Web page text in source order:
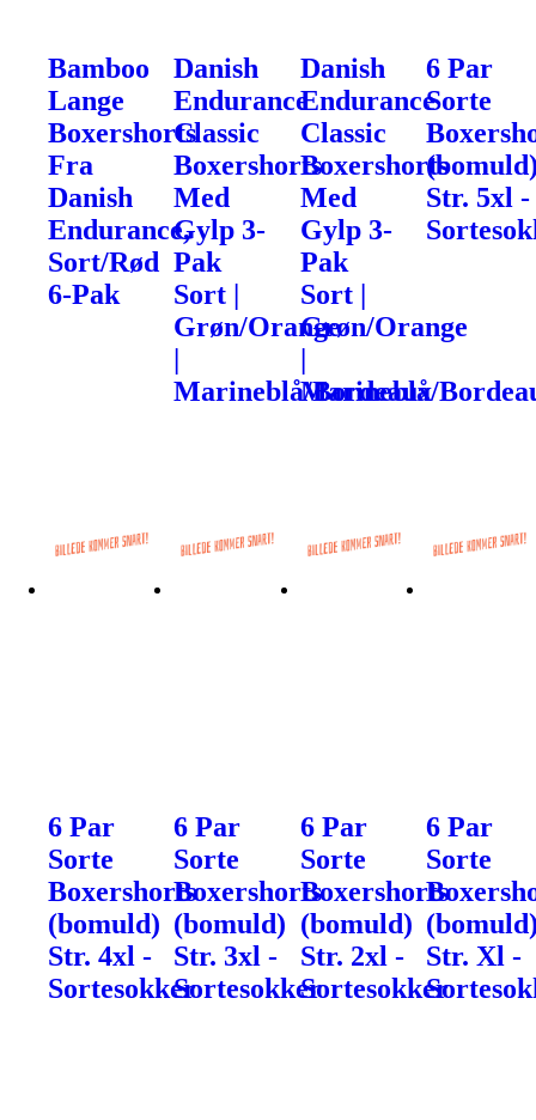
Bamboo
Lange
Boxershorts
Fra
Danish
Endurance,
Sort/Rød
6-Pak
Danish
Endurance
Classic
Boxershorts
Med
Gylp 3-
Pak
Sort |
Grøn/Orange
|
Marineblå/Bordeaux
Danish
Endurance
Classic
Boxershorts
Med
Gylp 3-
Pak
Sort |
Grøn/Orange
|
Marineblå/
6 Par
Sorte
Str. 5xl -
6 Par
Sorte
Boxershorts
(bomuld)
Str. 4xl -
Sortesokker
6 Par
Sorte
Boxershorts
(bomuld)
Str. 3xl -
Sortesokker
6 Par
Sorte
Boxershorts
(bomuld)
Str. 2xl -
Sortesokker
6 Par
Sorte
Str. Xl -